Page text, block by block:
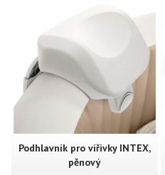
Podhlavník pro vířivky INTEX,
pěnový